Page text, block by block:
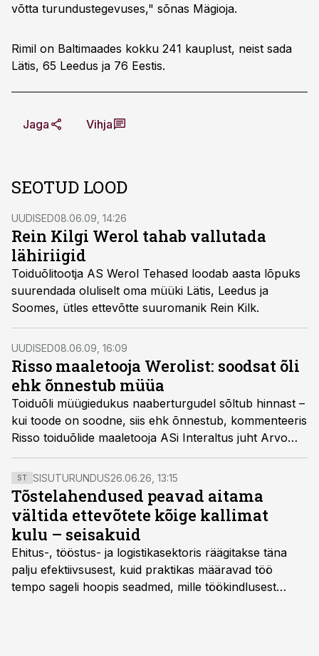
võtta turundustegevuses," sõnas Mägioja.
Rimil on Baltimaades kokku 241 kauplust, neist sada
Lätis, 65 Leedus ja 76 Eestis.
Jaga Vihja
SEOTUD LOOD
UUDISED08.06.09, 14:26
Rein Kilgi Werol tahab vallutada
lähiriigid
Toiduõlitootja AS Werol Tehased loodab aasta lõpuks
suurendada oluliselt oma müüki Lätis, Leedus ja
Soomes, ütles ettevõtte suuromanik Rein Kilk.
UUDISED08.06.09, 16:09
Risso maaletooja Werolist: soodsat õli
ehk õnnestub müüa
Toiduõli müügiedukus naaberturgudel sõltub hinnast –
kui toode on soodne, siis ehk õnnestub, kommenteeris
Risso toiduõlide maaletooja ASi Interaltus juht Arvo
Kõrge Weroli plaani minna välisturgudele.
ST SISUTURUNDUS26.06.26, 13:15
Tõstelahendused peavad aitama
vältida ettevõtete kõige kallimat
kulu – seisakuid
Ehitus-, tööstus- ja logistikasektoris räägitakse täna
palju efektiivsusest, kuid praktikas määravad töö
tempo sageli hoopis seadmed, mille töökindlusest